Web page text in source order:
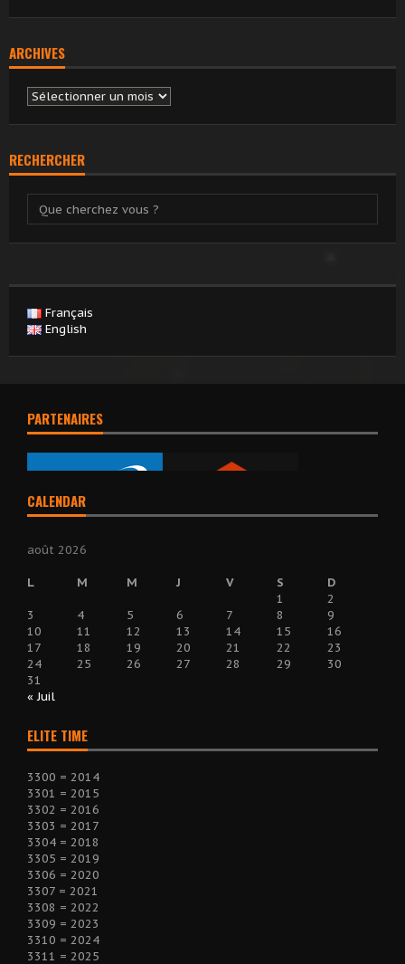
ARCHIVES
Archives
RECHERCHER
Français
English
PARTENAIRES
CALENDAR
août 2026
L M M J V S
D
1
2
3
4 5 6 7 8
9
10
11 12 13 14 15
16
17
18 19 20 21 22
23
24
25 26 27 28 29
30
31
« Juil
ELITE TIME
3300 = 2014
3301 = 2015
3302 = 2016
3303 = 2017
3304 = 2018
3305 = 2019
3306 = 2020
3307 = 2021
3308 = 2022
3309 = 2023
3310 = 2024
3311 = 2025